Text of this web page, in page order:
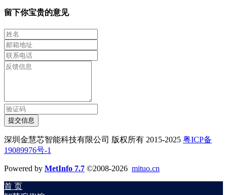
留下你宝贵的意见
提交信息
深圳金慧芯智能科技有限公司 版权所有 2015-2025 粤ICP备
19089976号-1
Powered by MetInfo 7.7 ©2008-2026 mituo.cn
首 页